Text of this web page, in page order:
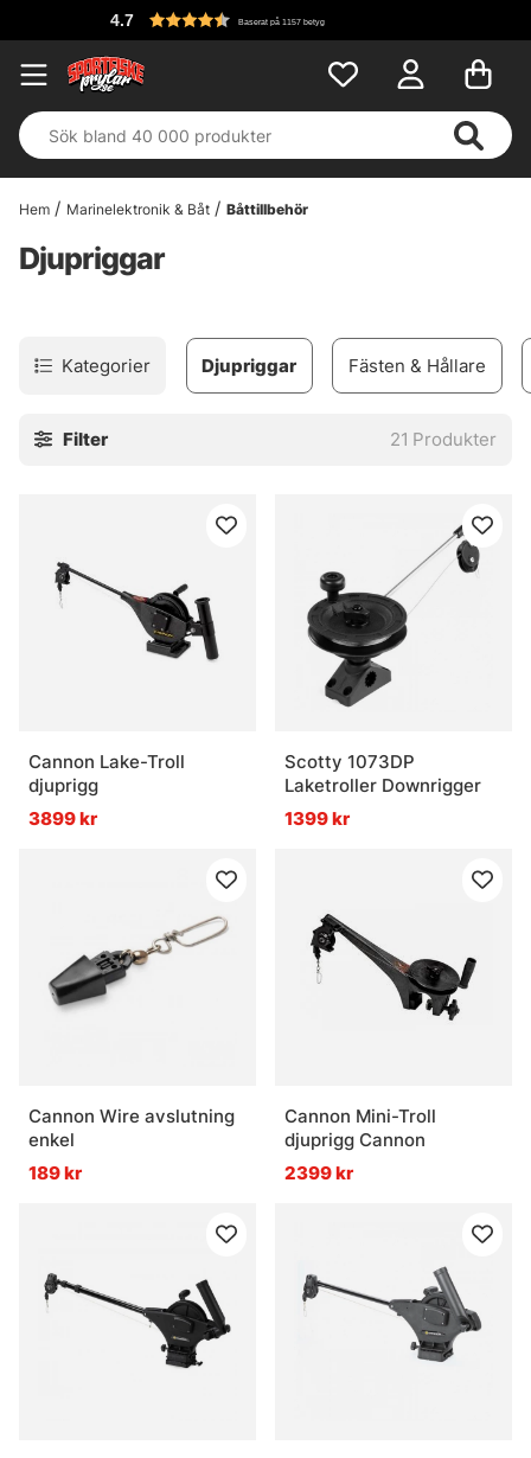
Baserat på 1157 betyg
Hem Marinelektronik & Båt Båttillbehör
Djupriggar
Kategorier Fästen & Hållare
Djupriggar
Filter 21 Produkter
Cannon Lake-Troll
djuprigg
3899 kr
Scotty 1073DP
Laketroller Downrigger
1399 kr
Cannon Wire avslutning
enkel
189 kr
Cannon Mini-Troll
djuprigg Cannon
2399 kr